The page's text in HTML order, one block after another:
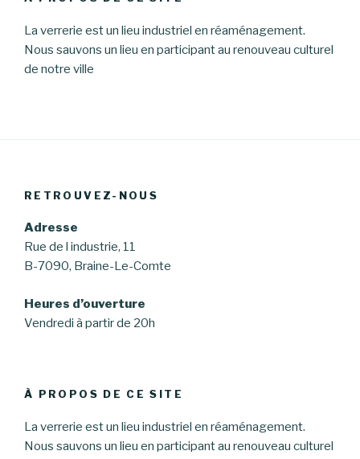
La verrerie est un lieu industriel en réaménagement.
Nous sauvons un lieu en participant au renouveau culturel
de notre ville
RETROUVEZ-NOUS
Adresse
Rue de l industrie, 11
B-7090, Braine-Le-Comte
Heures d’ouverture
Vendredi à partir de 20h
À PROPOS DE CE SITE
La verrerie est un lieu industriel en réaménagement.
Nous sauvons un lieu en participant au renouveau culturel